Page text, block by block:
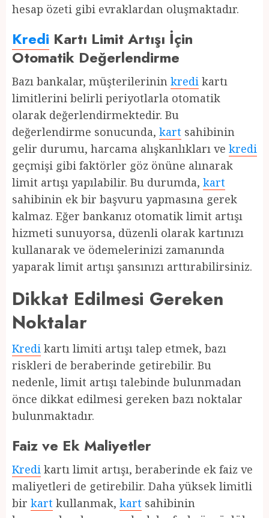
hesap özeti gibi evraklardan oluşmaktadır.
Kredi Kartı Limit Artışı İçin
Otomatik Değerlendirme
Bazı bankalar, müşterilerinin kredi kartı
limitlerini belirli periyotlarla otomatik
olarak değerlendirmektedir. Bu
değerlendirme sonucunda, kart sahibinin
gelir durumu, harcama alışkanlıkları ve kredi
geçmişi gibi faktörler göz önüne alınarak
limit artışı yapılabilir. Bu durumda, kart
sahibinin ek bir başvuru yapmasına gerek
kalmaz. Eğer bankanız otomatik limit artışı
hizmeti sunuyorsa, düzenli olarak kartınızı
kullanarak ve ödemelerinizi zamanında
yaparak limit artışı şansınızı arttırabilirsiniz.
Dikkat Edilmesi Gereken
Noktalar
Kredi kartı limiti artışı talep etmek, bazı
riskleri de beraberinde getirebilir. Bu
nedenle, limit artışı talebinde bulunmadan
önce dikkat edilmesi gereken bazı noktalar
bulunmaktadır.
Faiz ve Ek Maliyetler
Kredi kartı limit artışı, beraberinde ek faiz ve
maliyetleri de getirebilir. Daha yüksek limitli
bir kart kullanmak, kart sahibinin